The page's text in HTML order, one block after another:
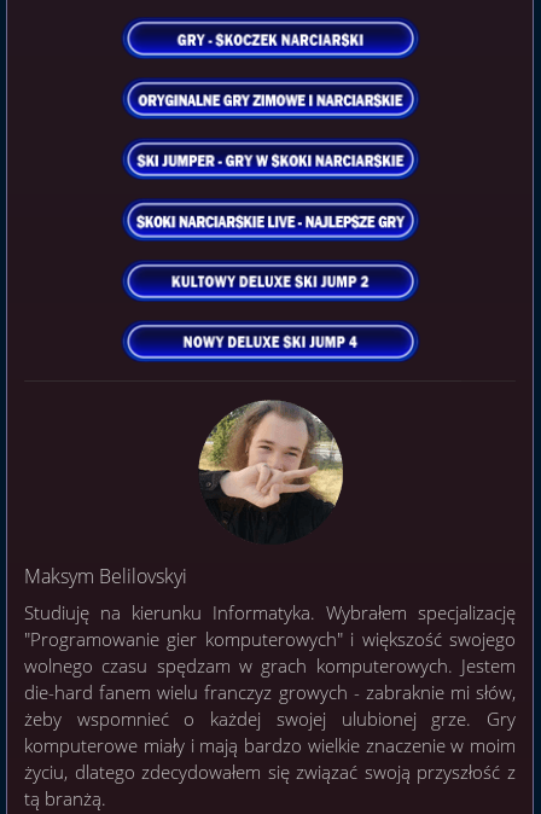
Maksym Belilovskyi
Studiuję na kierunku Informatyka. Wybrałem specjalizację
"Programowanie gier komputerowych" i większość swojego
wolnego czasu spędzam w grach komputerowych. Jestem
die-hard fanem wielu franczyz growych - zabraknie mi słów,
żeby wspomnieć o każdej swojej ulubionej grze. Gry
komputerowe miały i mają bardzo wielkie znaczenie w moim
życiu, dlatego zdecydowałem się związać swoją przyszłość z
tą branżą.